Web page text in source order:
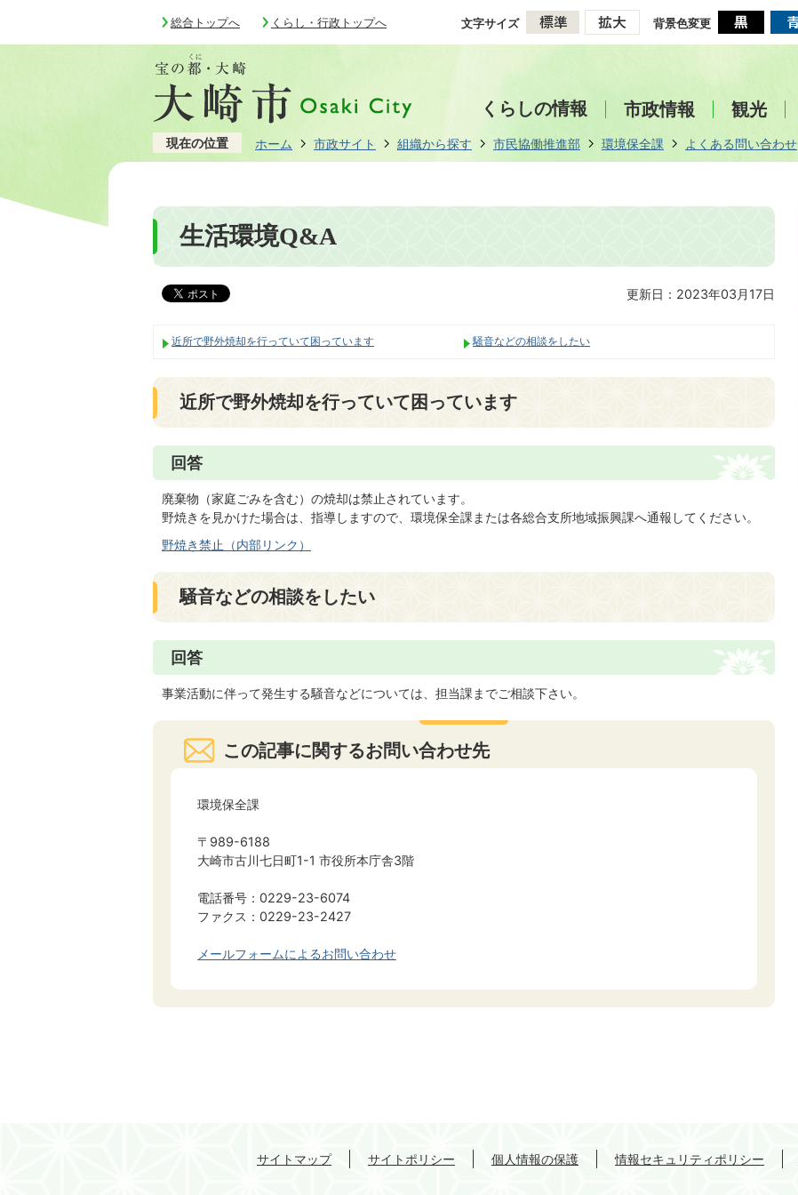
総合トップへ くらし・行政トップへ 文字サイズ 背景色変更
くらしの情報 市政情報 観光
現在の位置 ホーム 市政サイト 組織から探す 市民協働推進部 環境保全課 よくある問い合わせ
生活環境Q&A
更新日：2023年03月17日
近所で野外焼却を行っていて困っています 騒音などの相談をしたい
近所で野外焼却を行っていて困っています
回答
廃棄物（家庭ごみを含む）の焼却は禁止されています。
野焼きを見かけた場合は、指導しますので、環境保全課または各総合支所地域振興課へ通報してください。
野焼き禁止（内部リンク）
騒音などの相談をしたい
回答
事業活動に伴って発生する騒音などについては、担当課までご相談下さい。
この記事に関するお問い合わせ先
環境保全課
〒989-6188
大崎市古川七日町1-1 市役所本庁舎3階
電話番号：0229-23-6074
ファクス：0229-23-2427
メールフォームによるお問い合わせ
サイトマップ サイトポリシー 個人情報の保護 情報セキュリティポリシー